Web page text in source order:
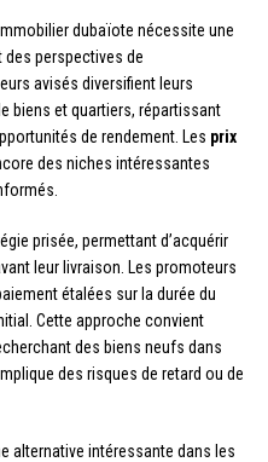
dubaïote nécessite une
des perspectives de
avisés diversifient leurs
biens et quartiers, répartissant
de rendement. Les prix
des niches intéressantes
prisée, permettant d’acquérir
leur livraison. Les promoteurs
étalées sur la durée du
Cette approche convient
des biens neufs dans
des risques de retard ou de
alternative intéressante dans les